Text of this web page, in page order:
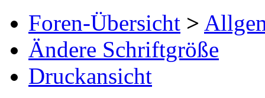
Foren-Übersicht >
Ändere Schriftgröße
Druckansicht